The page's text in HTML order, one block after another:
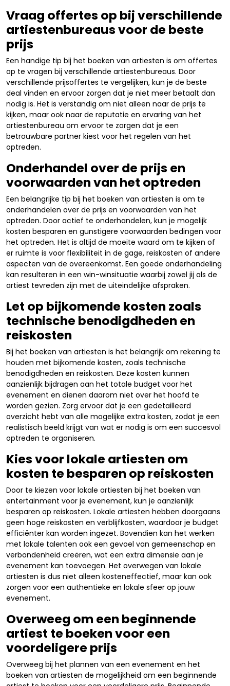
Vraag offertes op bij verschillende
artiestenbureaus voor de beste
prijs
Een handige tip bij het boeken van artiesten is om offertes
op te vragen bij verschillende artiestenbureaus. Door
verschillende prijsoffertes te vergelijken, kun je de beste
deal vinden en ervoor zorgen dat je niet meer betaalt dan
nodig is. Het is verstandig om niet alleen naar de prijs te
kijken, maar ook naar de reputatie en ervaring van het
artiestenbureau om ervoor te zorgen dat je een
betrouwbare partner kiest voor het regelen van het
optreden.
Onderhandel over de prijs en
voorwaarden van het optreden
Een belangrijke tip bij het boeken van artiesten is om te
onderhandelen over de prijs en voorwaarden van het
optreden. Door actief te onderhandelen, kun je mogelijk
kosten besparen en gunstigere voorwaarden bedingen voor
het optreden. Het is altijd de moeite waard om te kijken of
er ruimte is voor flexibiliteit in de gage, reiskosten of andere
aspecten van de overeenkomst. Een goede onderhandeling
kan resulteren in een win-winsituatie waarbij zowel jij als de
artiest tevreden zijn met de uiteindelijke afspraken.
Let op bijkomende kosten zoals
technische benodigdheden en
reiskosten
Bij het boeken van artiesten is het belangrijk om rekening te
houden met bijkomende kosten, zoals technische
benodigdheden en reiskosten. Deze kosten kunnen
aanzienlijk bijdragen aan het totale budget voor het
evenement en dienen daarom niet over het hoofd te
worden gezien. Zorg ervoor dat je een gedetailleerd
overzicht hebt van alle mogelijke extra kosten, zodat je een
realistisch beeld krijgt van wat er nodig is om een succesvol
optreden te organiseren.
Kies voor lokale artiesten om
kosten te besparen op reiskosten
Door te kiezen voor lokale artiesten bij het boeken van
entertainment voor je evenement, kun je aanzienlijk
besparen op reiskosten. Lokale artiesten hebben doorgaans
geen hoge reiskosten en verblijfkosten, waardoor je budget
efficiënter kan worden ingezet. Bovendien kan het werken
met lokale talenten ook een gevoel van gemeenschap en
verbondenheid creëren, wat een extra dimensie aan je
evenement kan toevoegen. Het overwegen van lokale
artiesten is dus niet alleen kosteneffectief, maar kan ook
zorgen voor een authentieke en lokale sfeer op jouw
evenement.
Overweeg om een beginnende
artiest te boeken voor een
voordeligere prijs
Overweeg bij het plannen van een evenement en het
boeken van artiesten de mogelijkheid om een beginnende